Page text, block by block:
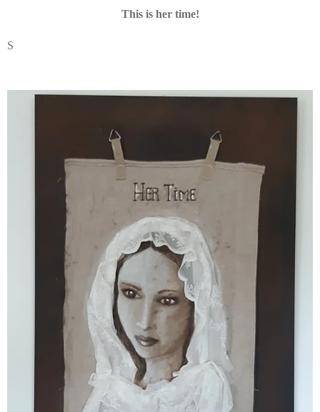
This is her time!
S